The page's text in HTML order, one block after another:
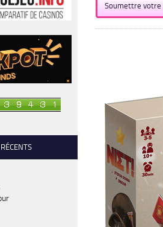
Soumettre votre